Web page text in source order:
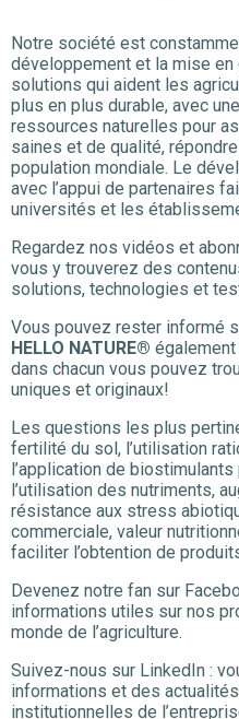
Notre société est
développement et la mise
solutions qui aident les
plus en plus durable, avec
ressources naturelles pour
saines et de qualité,
population mondiale. Le
avec l’appui de partenaires
universités et les
Regardez nos vidéos et
vous y trouverez des
solutions, technologies et
Vous pouvez rester informé
HELLO NATURE®
dans chacun vous pouvez
uniques et originaux!
Les questions les plus
fertilité du sol, l’utilisation
l’application de
l’utilisation des nutriments,
résistance aux stress
commerciale, valeur
faciliter l’obtention de
Devenez notre fan sur
informations utiles sur nos
monde de l’agriculture.
Suivez-nous sur LinkedIn :
informations et des
institutionnelles de